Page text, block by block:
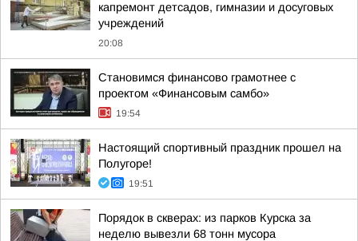
капремонт детсадов, гимназии и досуговых
учреждений
20:08
Становимся финансово грамотнее с
проектом «Финансовым самбо»
19:54
Настоящий спортивный праздник прошел на
Полугоре!
19:51
Порядок в скверах: из парков Курска за
неделю вывезли 68 тонн мусора